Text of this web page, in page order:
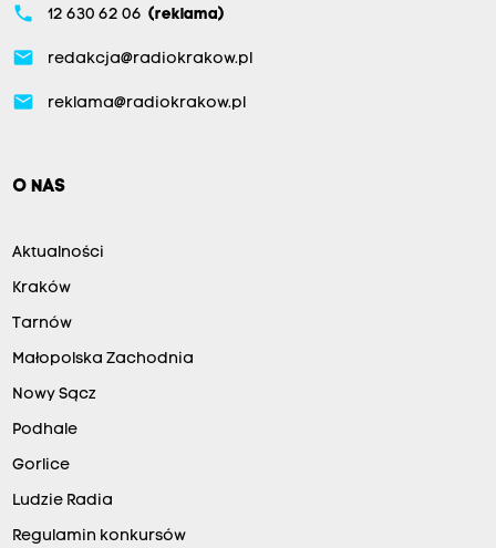
phone 12 630 62 06 (reklama)
email redakcja@radiokrakow.pl
email reklama@radiokrakow.pl
O NAS
Aktualności
Kraków
Tarnów
Małopolska Zachodnia
Nowy Sącz
Podhale
Gorlice
Ludzie Radia
Regulamin konkursów